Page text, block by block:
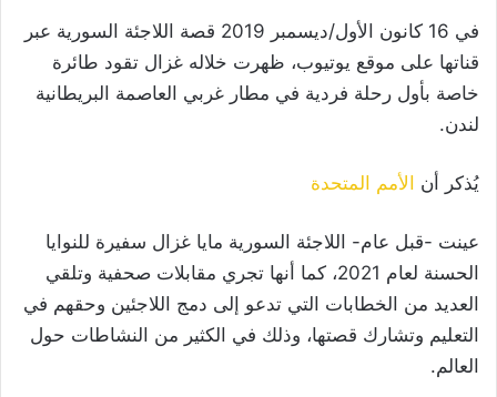
في 16 كانون الأول/ديسمبر 2019 قصة اللاجئة السورية عبر
قناتها على موقع يوتيوب، ظهرت خلاله غزال تقود طائرة
خاصة بأول رحلة فردية في مطار غربي العاصمة البريطانية
لندن.
يُذكر أن الأمم المتحدة
عينت -قبل عام- اللاجئة السورية مايا غزال سفيرة للنوايا
الحسنة لعام 2021، كما أنها تجري مقابلات صحفية وتلقي
العديد من الخطابات التي تدعو إلى دمج اللاجئين وحقهم في
التعليم وتشارك قصتها، وذلك في الكثير من النشاطات حول
العالم.